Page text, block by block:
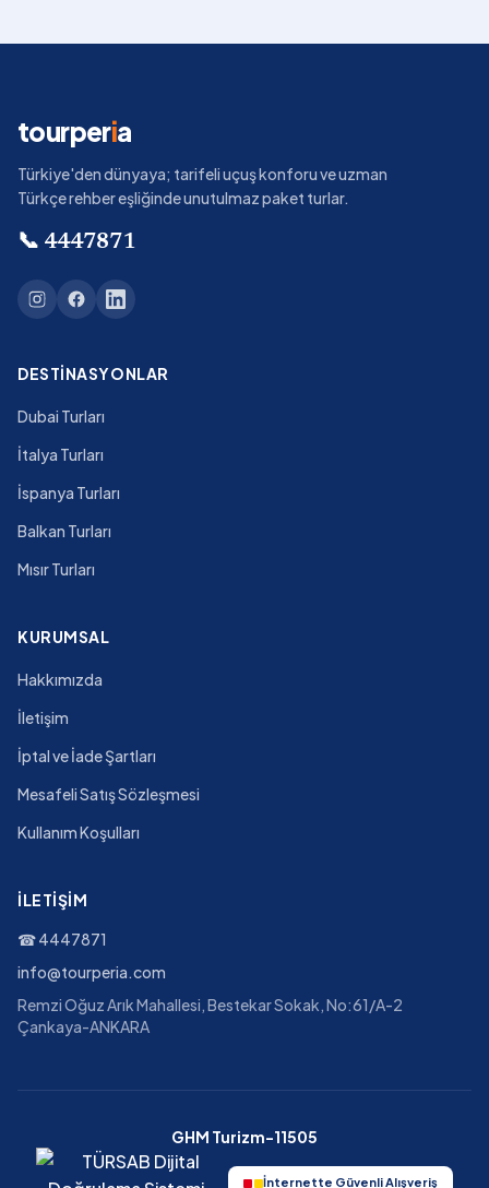
tourperia
Türkiye'den dünyaya; tarifeli uçuş konforu ve uzman
Türkçe rehber eşliğinde unutulmaz paket turlar.
📞 4447871
DESTINASYONLAR
Dubai Turları
İtalya Turları
İspanya Turları
Balkan Turları
Mısır Turları
KURUMSAL
Hakkımızda
İletişim
İptal ve İade Şartları
Mesafeli Satış Sözleşmesi
Kullanım Koşulları
İLETIŞIM
☎4447871
info@tourperia.com
Remzi Oğuz Arık Mahallesi, Bestekar Sokak, No:61/A-2
Çankaya-ANKARA
GHM Turizm-11505
İnternette Güvenli Alışveriş